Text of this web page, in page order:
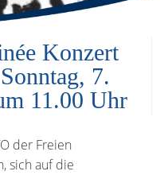
Konzert
7.
11.00 Uhr
der Freien
sich auf die